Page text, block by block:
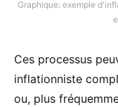
Graphique: exemple
Ces processus
inflationniste
ou, plus